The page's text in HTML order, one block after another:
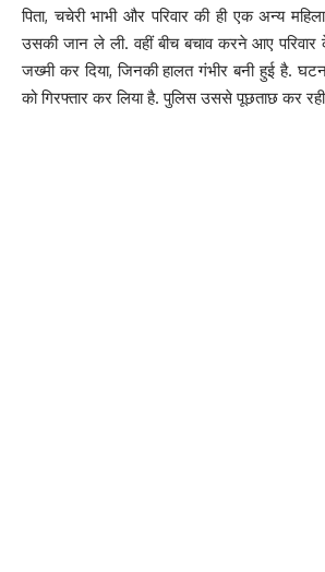
पिता, चचेरी भाभी और परिवार की ही एक अन्य
उसकी जान ले ली. वहीं बीच बचाव करने आए
जख्मी कर दिया, जिनकी हालत गंभीर बनी हुई है.
को गिरफ्तार कर लिया है. पुलिस उससे पूछताछ कर